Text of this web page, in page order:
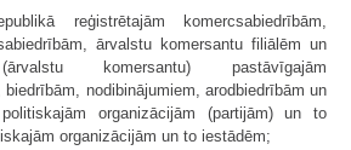
reģistrētajām komercsabiedrībām,
ārvalstu komersantu filiālēm un
komersantu) pastāvīgajām
nodibinājumiem, arodbiedrībām un
organizācijām (partijām) un to
organizācijām un to iestādēm;